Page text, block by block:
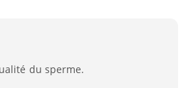
du sperme.
...